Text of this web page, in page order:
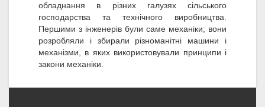
обладнання в різних галузях сільського
господарства та технічного виробництва.
Першими з інженерів були саме механіки; вони
розробляли і збирали різноманітні машини і
механізми, в яких використовували принципи і
закони механіки.